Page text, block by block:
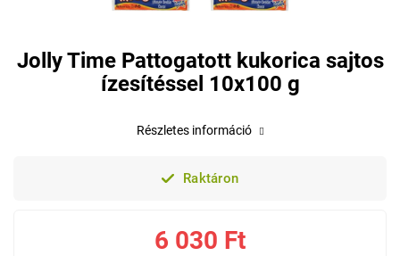
Jolly Time Pattogatott kukorica sajtos
ízesítéssel 10x100 g
Raktáron
6 030 Ft
Részletes információ